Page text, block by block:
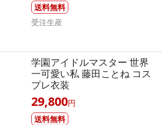
送料無料
受注生産
学園アイドルマスター 世界
一可愛い私 藤田ことね コス
プレ衣装
29,800円
送料無料